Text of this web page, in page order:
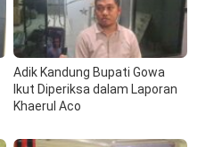
Adik Kandung Bupati Gowa
Ikut Diperiksa dalam Laporan
Khaerul Aco